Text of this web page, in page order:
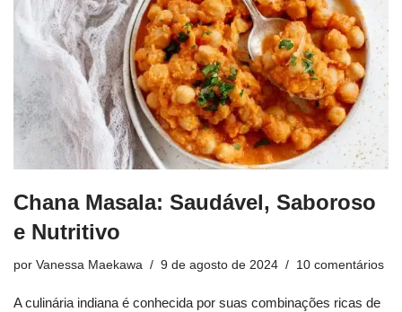
Chana Masala: Saudável, Saboroso
e Nutritivo
por Vanessa Maekawa 9 de agosto de 2024 10 comentários
A culinária indiana é conhecida por suas combinações ricas de